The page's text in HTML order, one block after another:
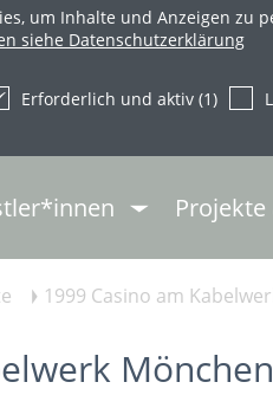
um Inhalte und Anzeigen zu
siehe Datenschutzerklärung
Erforderlich und aktiv (1)
Ţ 1999 Casino am